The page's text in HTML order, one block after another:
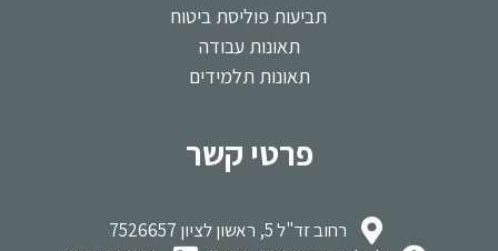
תביעות פוליסת ביטוח
תאונות עבודה
תאונות תלמידים
פרטי קשר
רחוב זד"ל 5, ראשון לציון 7526657